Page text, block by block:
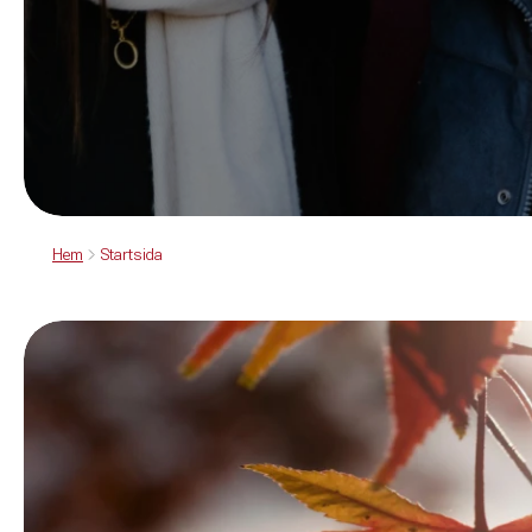
Hem Startsida